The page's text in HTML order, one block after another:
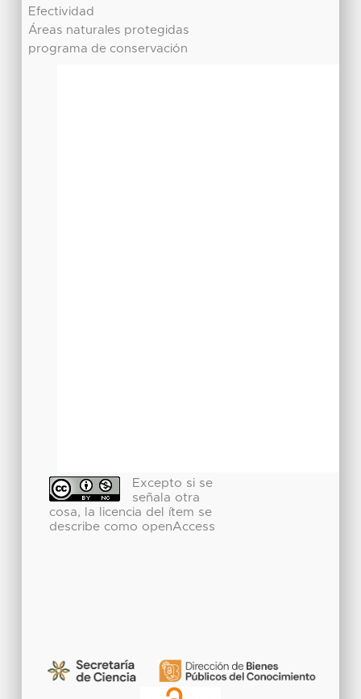
Efectividad
Áreas naturales protegidas
programa de conservación
Excepto si se
señala otra
cosa, la licencia del ítem se
describe como openAccess